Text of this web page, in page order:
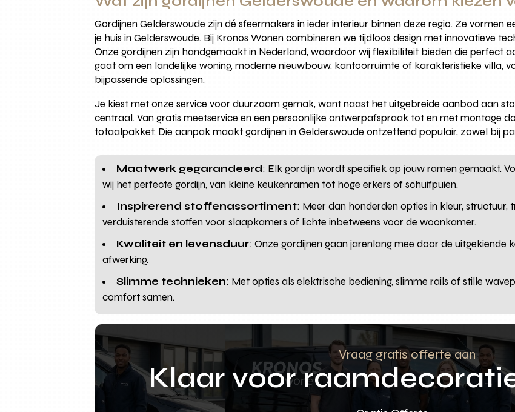
Gordijnen Gelderswoude zijn dé sfeermakers in ieder interieur binnen deze regio. Ze vormen
je huis in Gelderswoude. Bij Kronos Wonen combineren we tijdloos design met innovatieve
Onze gordijnen zijn handgemaakt in Nederland, waardoor wij flexibiliteit bieden die perfect
gaat om een landelijke woning, moderne nieuwbouw, kantoorruimte of karakteristieke villa,
bijpassende oplossingen.
Je kiest met onze service voor duurzaam gemak, want naast het uitgebreide aanbod aan
centraal. Van gratis meetservice en een persoonlijke ontwerpafspraak tot en met montage
totaalpakket. Die aanpak maakt gordijnen in Gelderswoude ontzettend populair, zowel bij
Maatwerk gegarandeerd: Elk gordijn wordt specifiek op jouw ramen gemaakt.
wij het perfecte gordijn, van kleine keukenramen tot hoge erkers of schuifpuien.
Inspirerend stoffenassortiment: Meer dan honderden opties in kleur,
verduisterende stoffen voor slaapkamers of lichte inbetweens voor de woonkamer.
Kwaliteit en levensduur: Onze gordijnen gaan jarenlang mee door de uitgekiende
afwerking.
Slimme technieken: Met opties als elektrische bediening, slimme rails of stille
comfort samen.
Vraag gratis offerte aan
Klaar voor